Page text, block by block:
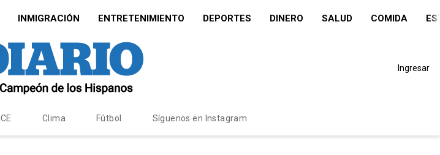
INMIGRACIÓN ENTRETENIMIENTO DEPORTES DINERO SALUD COMIDA
Ingresar
ICE Clima Fútbol Síguenos en Instagram